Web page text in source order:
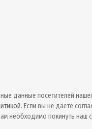
данные посетителей
. Если вы не даете
необходимо покинуть наш